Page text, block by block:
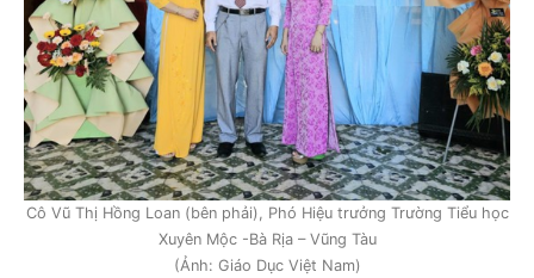
Cô Vũ Thị Hồng Loan (bên phải), Phó Hiệu trưởng Trường Tiểu học
Xuyên Mộc -Bà Rịa – Vũng Tàu
(Ảnh: Giáo Dục Việt Nam)